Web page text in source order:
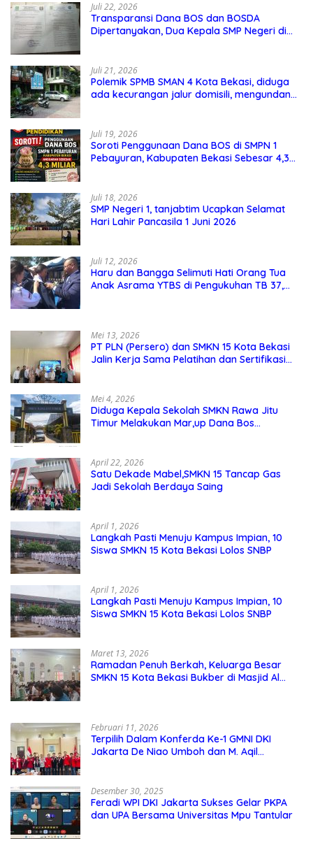
Juli 22, 2026
Transparansi Dana BOS dan BOSDA
Dipertanyakan, Dua Kepala SMP Negeri di
Juli 21, 2026
Polemik SPMB SMAN 4 Kota Bekasi, diduga
ada kecurangan jalur domisili, mengundang
Juli 19, 2026
Soroti Penggunaan Dana BOS di SMPN 1
Pebayuran, Kabupaten Bekasi Sebesar 4,3
Juli 18, 2026
SMP Negeri 1, tanjabtim Ucapkan Selamat
Hari Lahir Pancasila 1 Juni 2026
Juli 12, 2026
Haru dan Bangga Selimuti Hati Orang Tua
Anak Asrama YTBS di Pengukuhan TB 37,
Mei 13, 2026
PT PLN (Persero) dan SMKN 15 Kota Bekasi
Jalin Kerja Sama Pelatihan dan Sertifikasi
Mei 4, 2026
Diduga Kepala Sekolah SMKN Rawa Jitu
Timur Melakukan Mar,up Dana Bos
April 22, 2026
Satu Dekade Mabel,SMKN 15 Tancap Gas
Jadi Sekolah Berdaya Saing
April 1, 2026
Langkah Pasti Menuju Kampus Impian, 10
Siswa SMKN 15 Kota Bekasi Lolos SNBP
April 1, 2026
Langkah Pasti Menuju Kampus Impian, 10
Siswa SMKN 15 Kota Bekasi Lolos SNBP
Maret 13, 2026
Ramadan Penuh Berkah, Keluarga Besar
SMKN 15 Kota Bekasi Bukber di Masjid Al
Februari 11, 2026
Terpilih Dalam Konferda Ke-1 GMNI DKI
Jakarta De Niao Umboh dan M. Aqil
Desember 30, 2025
Feradi WPI DKI Jakarta Sukses Gelar PKPA
dan UPA Bersama Universitas Mpu Tantular